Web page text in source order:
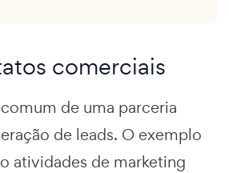
comerciais
de uma parceria
de leads. O exemplo
atividades de marketing